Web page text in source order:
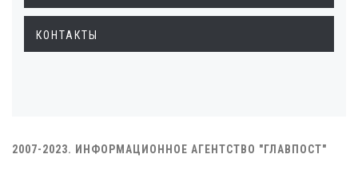
КОНТАКТЫ
2007-2023. ИНФОРМАЦИОННОЕ АГЕНТСТВО "ГЛАВПОСТ"